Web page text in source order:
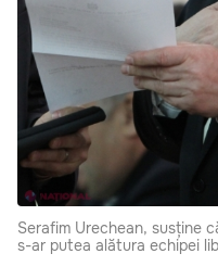
Serafim Urechean, susține
s-ar putea alătura echipei